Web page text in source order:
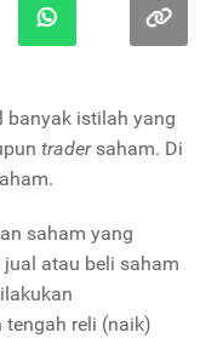
banyak istilah yang
trader saham. Di
saham yang
atau beli saham
tengah reli (naik)